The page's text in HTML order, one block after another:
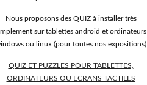
Nous proposons des QUIZ à installer très
sur tablettes android et ordinateurs
ou linux (pour toutes nos expositions)
QUIZ ET PUZZLES POUR TABLETTES,
ORDINATEURS OU ECRANS TACTILES